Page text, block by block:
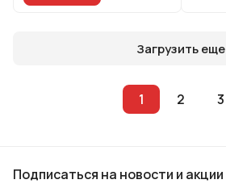
Загрузить еще
1 2 3
Подписаться на новости и акции